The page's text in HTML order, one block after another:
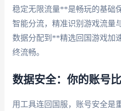
稳定无限流量**是畅玩的基础
智能分流，精准识别游戏流量
数据分配到**精选回国游戏加
终流畅。
数据安全：你的账号
用工具连回国服，账号安全是